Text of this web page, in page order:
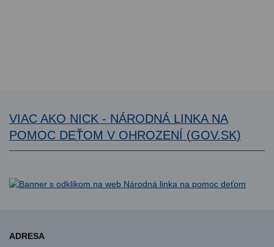
VIAC AKO NICK - NÁRODNÁ LINKA NA
POMOC DEŤOM V OHROZENÍ (GOV.SK)
ADRESA